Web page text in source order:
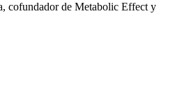
cofundador de Metabolic Effect y